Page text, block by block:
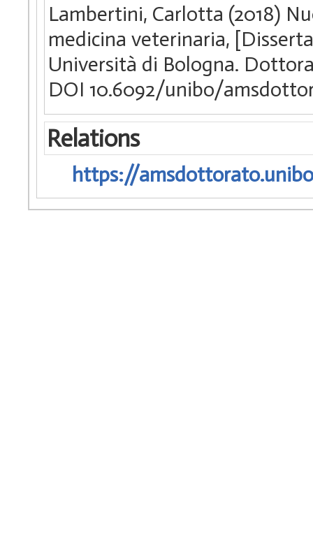
Lambertini, Carlotta (2018)
medicina veterinaria,
Università di Bologna.
DOI 10.6092/unibo/
Relations
https://